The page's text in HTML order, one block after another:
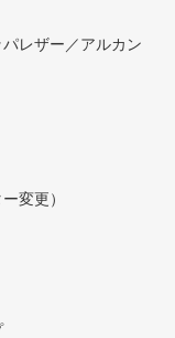
レザー／アルカン
変更）